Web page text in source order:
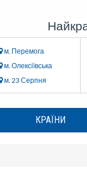
м. Перемога
м. Олексіївська
м. 23 Серпня
КРАЇНИ